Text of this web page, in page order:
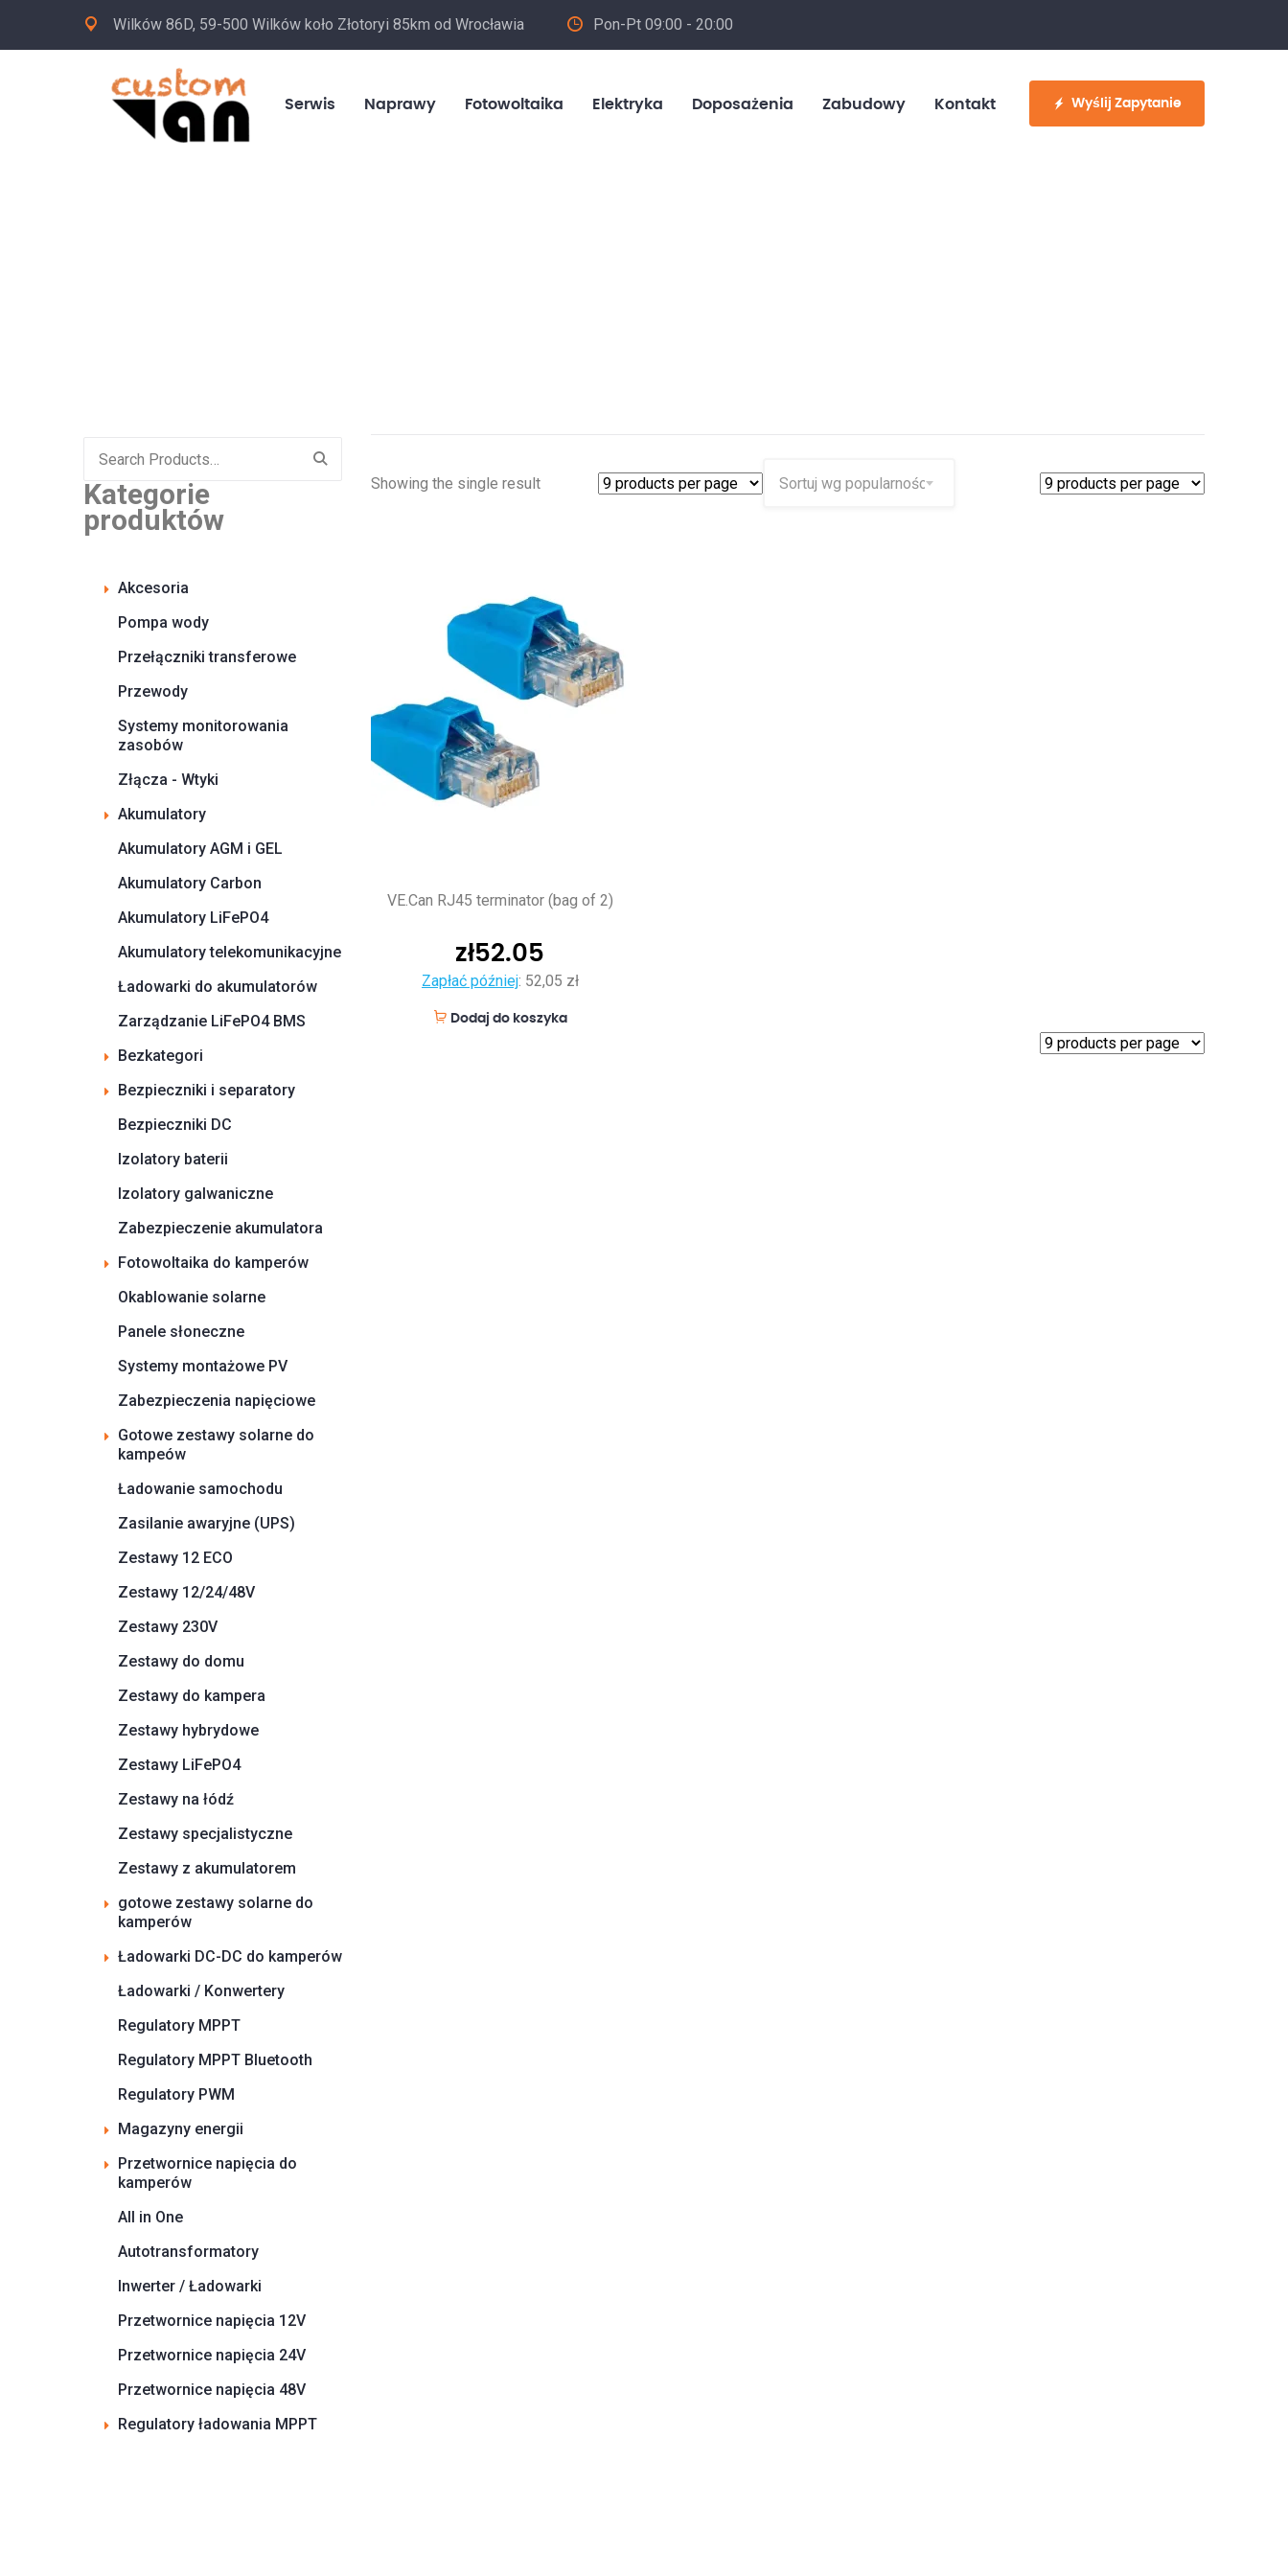
Wilków 86D, 59-500 Wilków koło Złotoryi 85km od Wrocławia Pon-Pt 09:00 - 20:00
530 886 214
Serwis Naprawy Fotowoltaika Elektryka Doposażenia Zabudowy Kontakt Wyślij Zapytanie
Search
Kategorie
produktów
Akcesoria
Pompa wody
Przełączniki transferowe
Przewody
Systemy monitorowania
zasobów
Złącza - Wtyki
Akumulatory
Akumulatory AGM i GEL
Akumulatory Carbon
Akumulatory LiFePO4
Akumulatory telekomunikacyjne
Ładowarki do akumulatorów
Zarządzanie LiFePO4 BMS
Bezkategori
Bezpieczniki i separatory
Bezpieczniki DC
Izolatory baterii
Izolatory galwaniczne
Zabezpieczenie akumulatora
Fotowoltaika do kamperów
Okablowanie solarne
Panele słoneczne
Systemy montażowe PV
Zabezpieczenia napięciowe
Gotowe zestawy solarne do
kampeów
Ładowanie samochodu
Zasilanie awaryjne (UPS)
Zestawy 12 ECO
Zestawy 12/24/48V
Zestawy 230V
Zestawy do domu
Zestawy do kampera
Zestawy hybrydowe
Zestawy LiFePO4
Zestawy na łódź
Zestawy specjalistyczne
Zestawy z akumulatorem
gotowe zestawy solarne do
kamperów
Ładowarki DC-DC do kamperów
Ładowarki / Konwertery
Regulatory MPPT
Regulatory MPPT Bluetooth
Regulatory PWM
Magazyny energii
Przetwornice napięcia do
kamperów
All in One
Autotransformatory
Inwerter / Ładowarki
Przetwornice napięcia 12V
Przetwornice napięcia 24V
Przetwornice napięcia 48V
Regulatory ładowania MPPT
Showing the single result
VE.Can RJ45 terminator (bag of 2)
zł52.05
Zapłać później: 52,05 zł
Dodaj do koszyka